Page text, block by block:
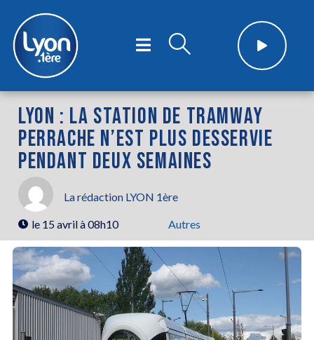
LYON : LA STATION DE TRAMWAY
PERRACHE N’EST PLUS DESSERVIE
PENDANT DEUX SEMAINES
La rédaction LYON 1ère
le 15 avril à 08h10 Autres